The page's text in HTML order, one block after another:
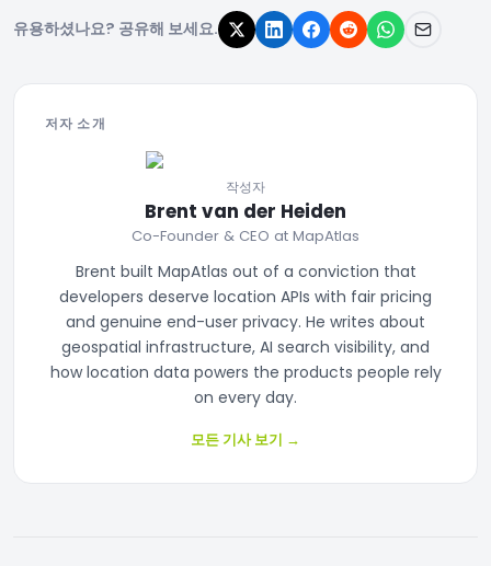
유용하셨나요? 공유해 보세요.
저자 소개
작성자
Brent van der Heiden
Co-Founder & CEO at MapAtlas
Brent built MapAtlas out of a conviction that
developers deserve location APIs with fair pricing
and genuine end-user privacy. He writes about
geospatial infrastructure, AI search visibility, and
how location data powers the products people rely
on every day.
모든 기사 보기 →